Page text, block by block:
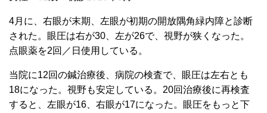
4月に、右眼が末期、左眼が初期の開放隅角緑内障と診断
された。眼圧は右が30、左が26で、視野が狭くなった。
点眼薬を2回／日使用している。
当院に12回の鍼治療後、病院の検査で、眼圧は左右とも
18になった。視野も安定している。20回治療後に再検査
すると、左眼が16、右眼が17になった。眼圧をもっと下